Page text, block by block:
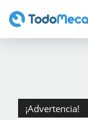
¡Advertencia!